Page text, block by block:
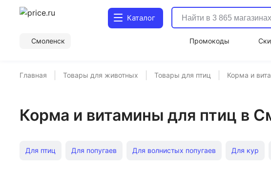
Каталог
Смоленск
Промокоды
Главная Товары для животных Товары для птиц Корма и
Корма и витамины для птиц в
Для птиц Для попугаев Для волнистых попугаев Для кур